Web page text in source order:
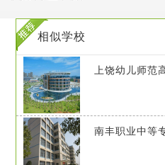
相似学校
上饶幼儿师范
南丰职业中等